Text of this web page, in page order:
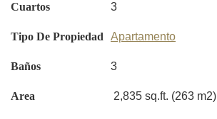
Cuartos 3
Tipo De Propiedad Apartamento
Baños 3
Area 2,835 sq.ft. (263 m2)